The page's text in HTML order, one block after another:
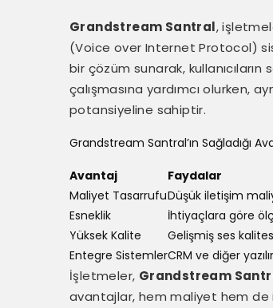
Grandstream Santral,
(Voice over Internet Protocol)
bir çözüm sunarak,
çalışmasına yardımcı olurken,
potansiyeline sahiptir.
Grandstream Santral’ın Sağladığı
Avantaj Faydalar
Maliyet TasarrufuDüşük iletişim
Esneklik
İhtiyaçlara göre
Yüksek Kalite
Gelişmiş ses
Entegre SistemlerCRM ve diğer
İşletmeler, Grandstream
avantajlar, hem maliyet hem de